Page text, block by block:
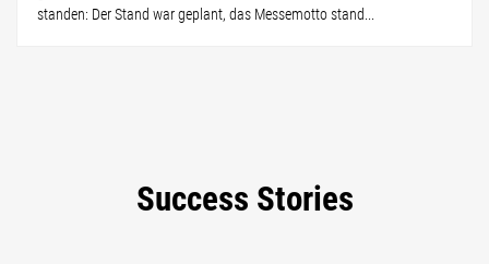
standen: Der Stand war geplant, das Messemotto stand...
Success Stories